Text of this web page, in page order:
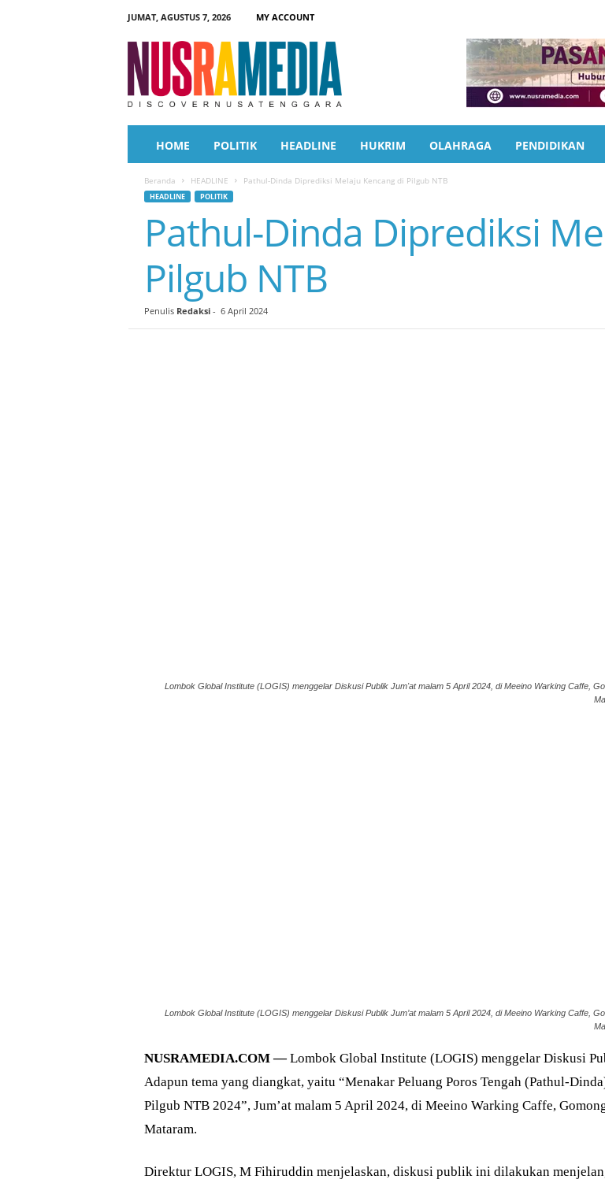
JUMAT, AGUSTUS 7, 2026
MY ACCOUNT
a
HOME POLITIK HEADLINE HUKRIM OLAHRAGA PENDIDIKAN
Beranda HEADLINE Pathul-Dinda Diprediksi Melaju Kencang di Pilgub NTB
HEADLINE POLITIK
Pathul-Dinda Diprediksi
Pilgub NTB
Penulis Redaksi- 6 April 2024
Lombok Global Institute (LOGIS) menggelar Diskusi Publik Jum'at malam 5 April 2024, di Meeino Warking Caffe,
Lombok Global Institute (LOGIS) menggelar Diskusi Publik Jum’at malam 5 April 2024, di Meeino Warking Caffe,
NUSRAMEDIA.COM —Lombok Global Institute (LOGIS) menggelar Diskusi
Adapun tema yang diangkat, yaitu “Menakar Peluang Poros Tengah (Pathul-
Pilgub NTB 2024”, Jum’at malam 5 April 2024, di Meeino Warking Caffe,
Mataram.
Direktur LOGIS, M Fihiruddin menjelaskan, diskusi publik ini dilakukan